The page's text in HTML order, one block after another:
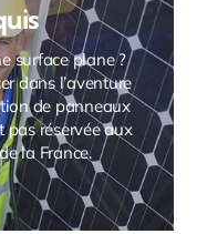
surface plane ?
dans l’aventure
de panneaux
pas réservée aux
la France.